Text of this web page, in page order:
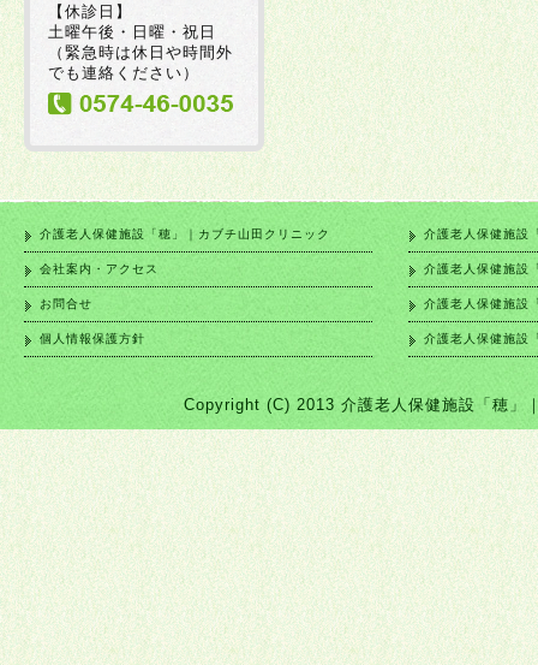
【休診日】
土曜午後・日曜・祝日
（緊急時は休日や時間外
でも連絡ください）
介護老人保健施設「穂」｜カブチ山田クリニック
会社案内・アクセス
お問合せ
個人情報保護方針
介護老人保健施設
介護老人保健施設
介護老人保健施設
介護老人保健施設
Copyright (C) 2013 介護老人保健施設「穂